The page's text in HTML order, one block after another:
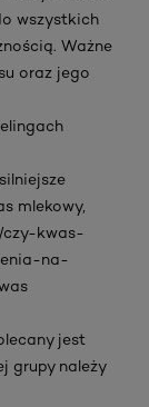
wszystkich
Ważne
oraz jego
mlekowy,
czy-kwas-
na-
jest
grupy należy